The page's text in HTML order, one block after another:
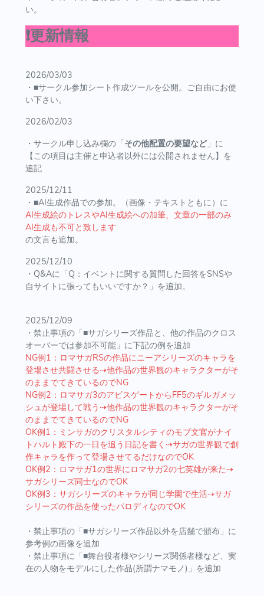
い。
❗️更新情報
2026/03/03
・■サークル参加シート作成ツールを公開。ご自由にお使
い下さい。
2026/02/03
・サークル申し込み欄の「その他配置の要望など」に
【この項目は主催と申込者以外には公開されません】を
追記
2025/12/11
・■AI生成作品での参加。（画像・テキストともに）に
AI生成絵のトレスやAI生成絵への加筆、文章の一部のみ
AI生成も不可と致します
の文言も追加。
2025/12/10
・Q&Aに「Q：イベントに関する質問した回答をSNSや
自サイトに張ってもいいですか？」を追加。
2025/12/09
・禁止事項の「■サガシリーズ作品と、他の作品のクロス
オーバーでは参加不可能」に下記の例を追加
NG例1：ロマサガRSの作品にニーアシリーズのキャラを
登場させ共闘させる⇢他作品の世界観のキャラクターがそ
のままでてきているのでNG
NG例2：ロマサガ3のアビスゲートからFF5のギルガメッ
シュが登場して戦う⇢他作品の世界観のキャラクターがそ
のままでてきているのでNG
OK例1：ミンサガのクリスタルシティのモブ文官がナイ
トハルト殿下の一日を追う日記を書く⇢サガの世界観で創
作キャラを作って登場させてるだけなのでOK
OK例2：ロマサガ1の世界にロマサガ2の七英雄が来た⇢
サガシリーズ同士なのでOK
OK例3：サガシリーズのキャラが同じ学園で生活⇢サガ
シリーズの作品を使ったパロディなのでOK
・禁止事項の「■サガシリーズ作品以外を店舗で頒布」に
参考例の画像を追加
・禁止事項に「■舞台役者様やシリーズ関係者様など、実
在の人物をモデルにした作品(所謂ナマモノ)」を追加